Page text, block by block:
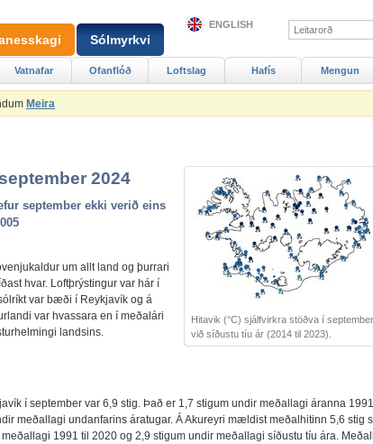
Meira
Hitavik (°C) sjálfvirkra stöðva í
við síðustu tíu ár (2014 til 2023).
2024
september ekki verið eins
um allt land og þurrari
hvar. Loftþrýstingur var hár í
var bæði í Reykjavík og á
var hvassara en í meðalári
landsins.
í september var 6,9 stig. Það er 1,7 stigum undir meðallagi áranna
meðallagi undanfarins áratugar. Á Akureyri mældist meðalhitinn 5,6 stig
1991 til 2020 og 2,9 stigum undir meðallagi síðustu tíu ára.
Vatnafar Ofanflóð Loftslag Hafís Mengun
Sólmyrkvi
ENGLISH